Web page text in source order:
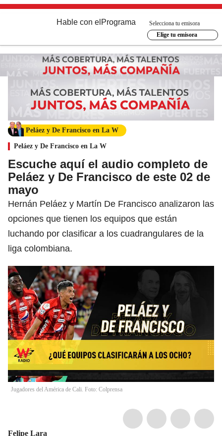
Hable con el Programa
Selecciona tu emisora
Elige tu emisora
Peláez y De Francisco en La W
Peláez y De Francisco en La W
Escuche aquí el audio completo de
Peláez y De Francisco de este 02 de
mayo
Hernán Peláez y Martín De Francisco analizaron las
opciones que tienen los equipos que están
luchando por clasificar a los cuadrangulares de la
liga colombiana.
Jugadores del América de Cali. Foto: Colprensa
Felipe Lara